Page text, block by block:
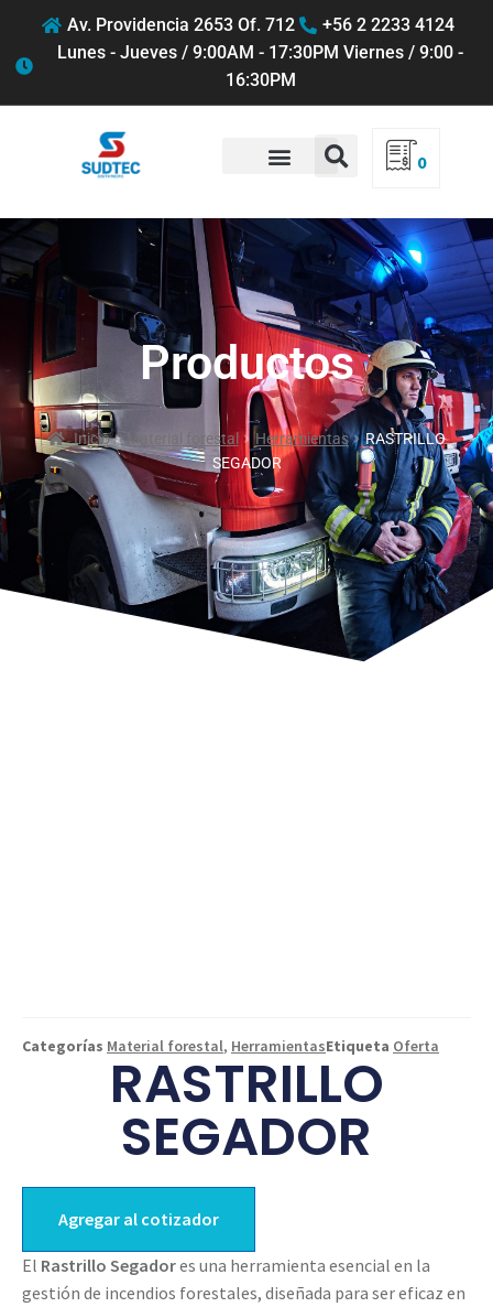
Av. Providencia 2653 Of. 712
+56 2 2233 4124
Lunes - Jueves / 9:00AM - 17:30PM Viernes / 9:00 -
16:30PM
0
Productos
Inicio Material forestal Herramientas
RASTRILLO
SEGADOR
Categorías Material forestal, HerramientasEtiqueta Oferta
RASTRILLO
SEGADOR
Agregar al cotizador
El Rastrillo Segadores una herramienta esencial en la
gestión de incendios forestales, diseñada para ser eficaz en